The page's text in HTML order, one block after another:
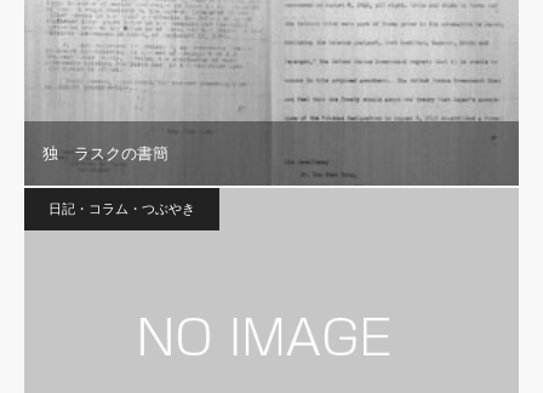
独 ラスクの書簡
日記・コラム・つぶやき